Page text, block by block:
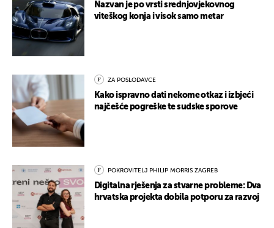
Nazvan je po vrsti srednjovjekovnog
viteškog konja i visok samo metar
ZA POSLODAVCE
Kako ispravno dati nekome otkaz i izbjeći
najčešće pogreške te sudske sporove
POKROVITELJ PHILIP MORRIS ZAGREB
Digitalna rješenja za stvarne probleme: Dva
hrvatska projekta dobila potporu za razvoj